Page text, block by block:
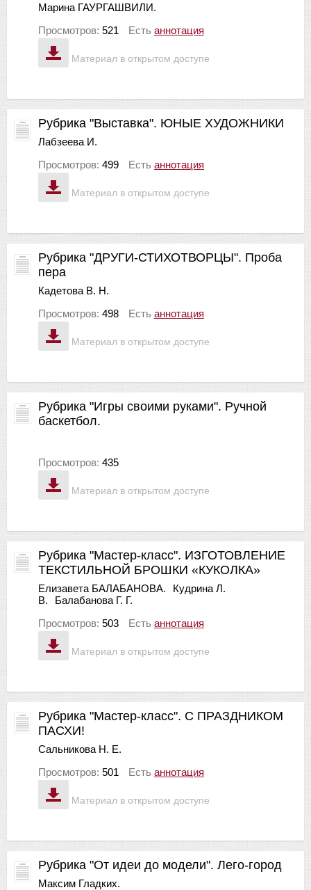
Материал в открытом доступе
Марина ГАУРГАШВИЛИ.
Просмотров: 521 Есть аннотация
Материал в открытом доступе
Рубрика "Выставка". ЮНЫЕ ХУДОЖНИКИ
Лабзеева И.
Просмотров: 499 Есть аннотация
Материал в открытом доступе
Рубрика "ДРУГИ-СТИХОТВОРЦЫ". Проба
пера
Кадетова В. Н.
Просмотров: 498 Есть аннотация
Материал в открытом доступе
Рубрика "Игры своими руками". Ручной
баскетбол.
Просмотров: 435
Материал в открытом доступе
Рубрика "Мастер-класс". ИЗГОТОВЛЕНИЕ
ТЕКСТИЛЬНОЙ БРОШКИ «КУКОЛКА»
Елизавета БАЛАБАНОВА.
Кудрина Л.
В.
Балабанова Г. Г.
Просмотров: 503 Есть аннотация
Материал в открытом доступе
Рубрика "Мастер-класс". С ПРАЗДНИКОМ
ПАСХИ!
Сальникова Н. Е.
Просмотров: 501 Есть аннотация
Рубрика "От идеи до модели". Лего-город
Максим Гладких.